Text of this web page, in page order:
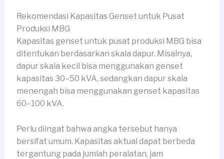
Rekomendasi Kapasitas Genset untuk Pusat
Produksi MBG
Kapasitas genset untuk pusat produksi MBG bisa
ditentukan berdasarkan skala dapur. Misalnya,
dapur skala kecil bisa menggunakan genset
kapasitas 30–50 kVA, sedangkan dapur skala
menengah bisa menggunakan genset kapasitas
60–100 kVA.
Perlu diingat bahwa angka tersebut hanya
bersifat umum. Kapasitas aktual dapat berbeda
tergantung pada jumlah peralatan, jam